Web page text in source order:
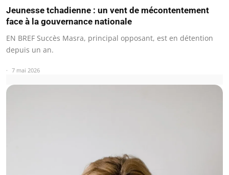
Jeunesse tchadienne : un vent de mécontentement
face à la gouvernance nationale
EN BREF Succès Masra, principal opposant, est en détention
depuis un an.
7 mai 2026